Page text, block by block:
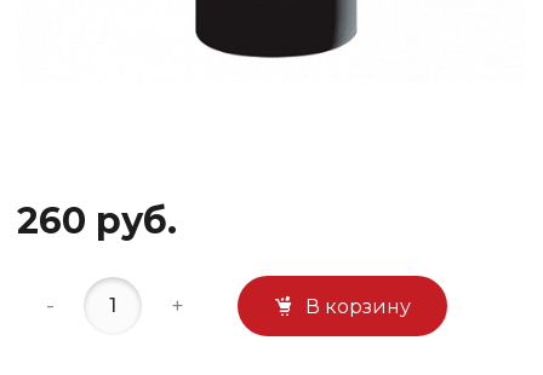
260 руб.
- + В корзину